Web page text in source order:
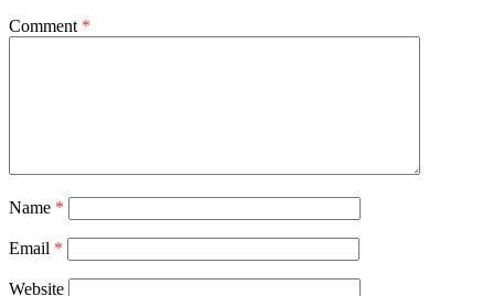
Comment *
Name *
Email *
Website